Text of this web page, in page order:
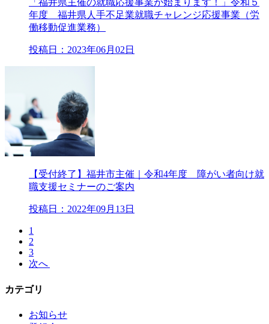
「福井県主催の就職応援事業が始まります！」令和５
年度 福井県人手不足業就職チャレンジ応援事業（労
働移動促進業務）
投稿日：2023年06月02日
【受付終了】福井市主催｜令和4年度 障がい者向け就
職支援セミナーのご案内
投稿日：2022年09月13日
1
2
3
次へ
カテゴリ
お知らせ